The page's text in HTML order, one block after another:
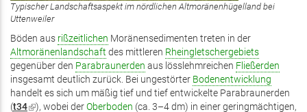
Typischer Landschaftsaspekt im nördlichen Altmoränenhügelland bei
Uttenweiler
Böden aus rißzeitlichen Moränensedimenten treten in der
Altmoränenlandschaft des mittleren Rheingletschergebiets
gegenüber den Parabraunerden aus lösslehmreichen Fließerden
insgesamt deutlich zurück. Bei ungestörter Bodenentwicklung
handelt es sich um mäßig tief und tief entwickelte Parabraunerden
(t34(Link
), wobei derOberboden (ca. 3–4 dm) in einer geringmächtigen,